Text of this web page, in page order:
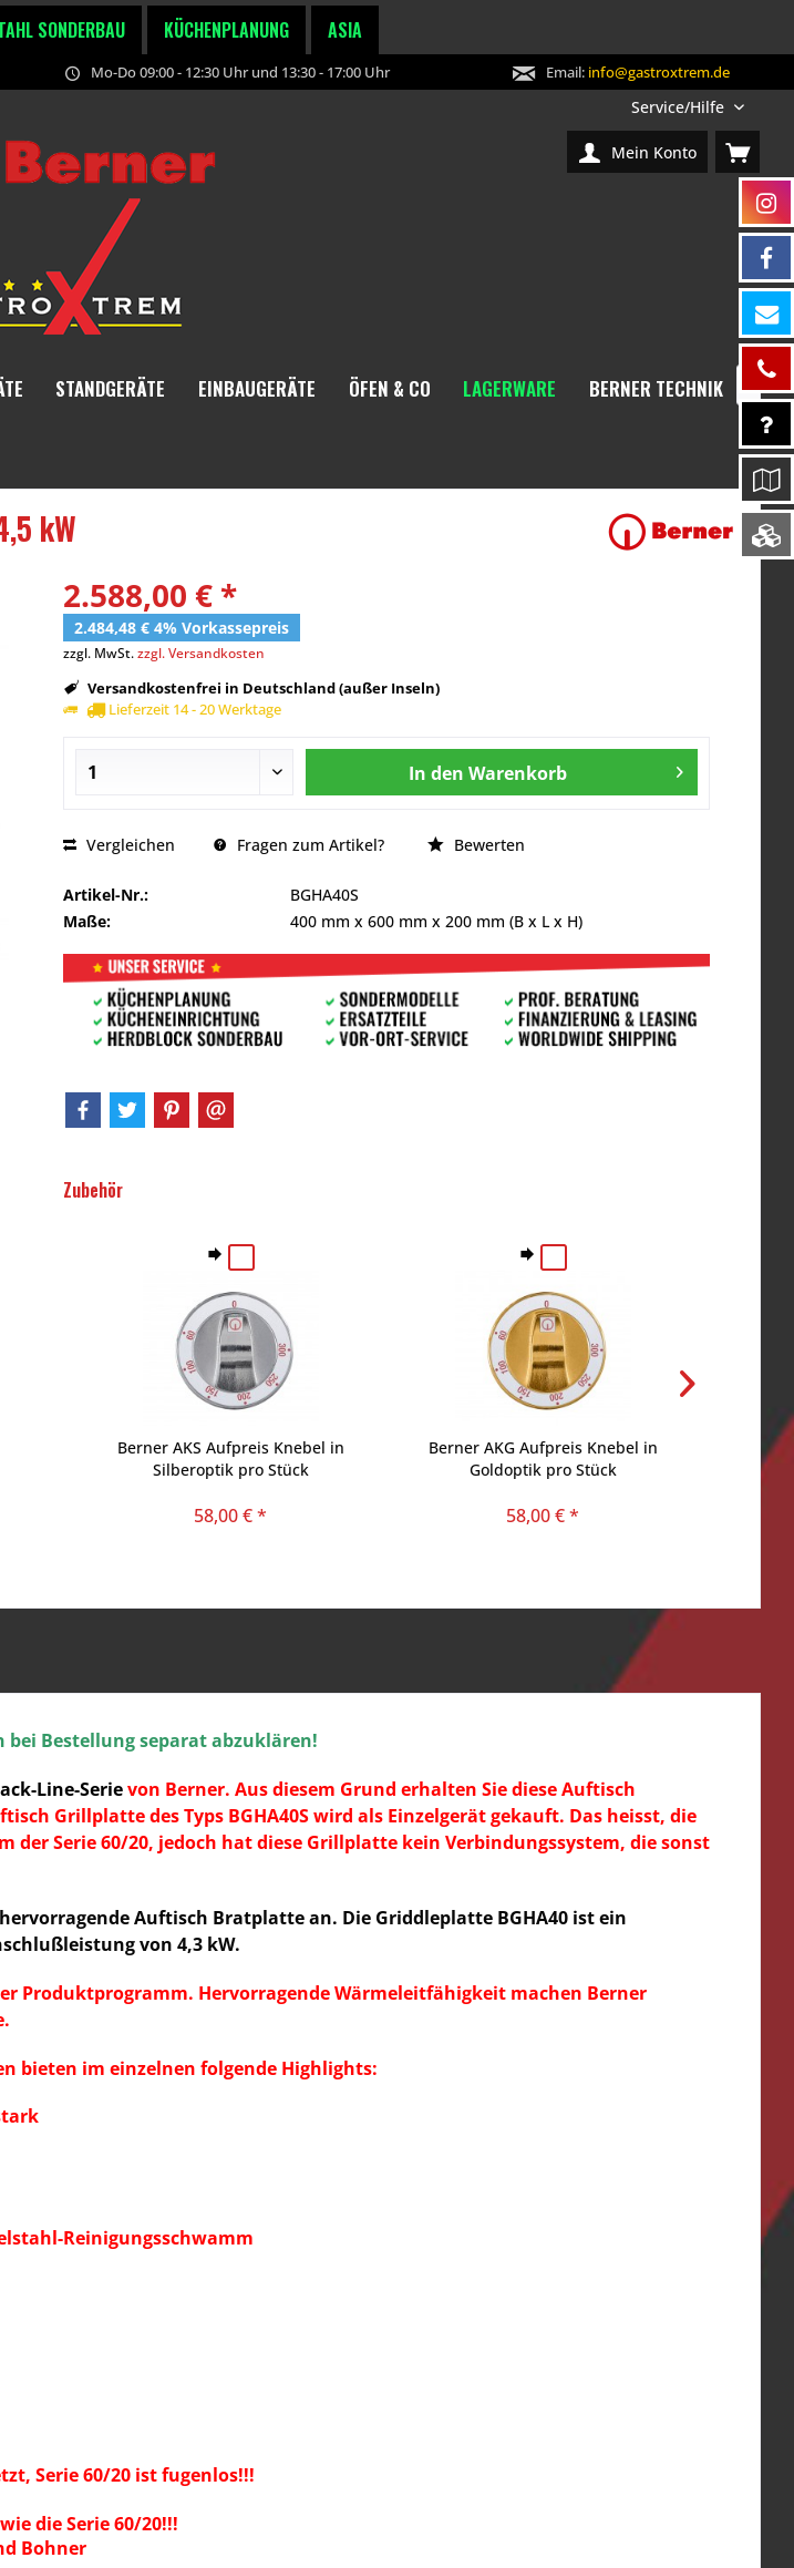
SONDERBAU KÜCHENPLANUNG ASIA
Mo-Do 09:00 - 12:30 Uhr und 13:30 - 17:00 Uhr Email: info@gastroxtrem.de
Service/Hilfe
Mein Konto
STANDGERÄTE EINBAUGERÄTE ÖFEN & CO LAGERWARE BERNER TECHNIK
kW
2.588,00 € *
2.484,48 € 4% Vorkassepreis
zzgl. MwSt.zzgl. Versandkosten
Versandkostenfrei in Deutschland (außer Inseln)
Lieferzeit 14 - 20 Werktage
In den Warenkorb
Vergleichen Fragen zum Artikel? Bewerten
Artikel-Nr.:
BGHA40S
Maße:
400 mm x600 mm x200 mm (B x L x H)
Zubehör
Berner AKS Aufpreis Knebel in
Silberoptik pro Stück
58,00 € *
Berner AKG Aufpreis Knebel in
Goldoptik pro Stück
58,00 € *
Berner
Bestellung separat abzuklären!
Line-Serievon Berner. Aus diesem Grund erhalten Sie diese Auftisch
Grillplatte des Typs BGHA40S wird als Einzelgerät gekauft. Das heisst, die
Serie 60/20, jedoch hat diese Grillplatte kein Verbindungssystem, die sonst
Auftisch Bratplatte an. Die Griddleplatte BGHA40 ist ein
von 4,3 kW.
Produktprogramm. Hervorragende Wärmeleitfähigkeit machen Berner
bieten im einzelnen folgende Highlights:
Reinigungsschwamm
Serie 60/20 ist fugenlos!!!
die Serie 60/20!!!
Bohner